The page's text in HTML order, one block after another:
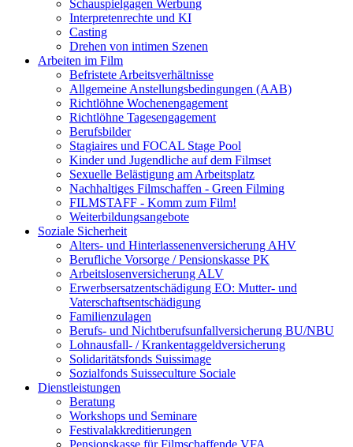
Schauspielgagen Werbung
Interpretenrechte und KI
Casting
Drehen von intimen Szenen
Arbeiten im Film
Befristete Arbeitsverhältnisse
Allgemeine Anstellungsbedingungen (AAB)
Richtlöhne Wochenengagement
Richtlöhne Tagesengagement
Berufsbilder
Stagiaires und FOCAL Stage Pool
Kinder und Jugendliche auf dem Filmset
Sexuelle Belästigung am Arbeitsplatz
Nachhaltiges Filmschaffen - Green Filming
FILMSTAFF - Komm zum Film!
Weiterbildungsangebote
Soziale Sicherheit
Alters- und Hinterlassenenversicherung AHV
Berufliche Vorsorge / Pensionskasse PK
Arbeitslosenversicherung ALV
Erwerbsersatzentschädigung EO: Mutter- und
Vaterschaftsentschädigung
Familienzulagen
Berufs- und Nichtberufsunfallversicherung BU/NBU
Lohnausfall- / Krankentaggeldversicherung
Solidaritätsfonds Suissimage
Sozialfonds Suisseculture Sociale
Dienstleistungen
Beratung
Workshops und Seminare
Festivalakkreditierungen
Pensionskasse für Filmschaffende VFA